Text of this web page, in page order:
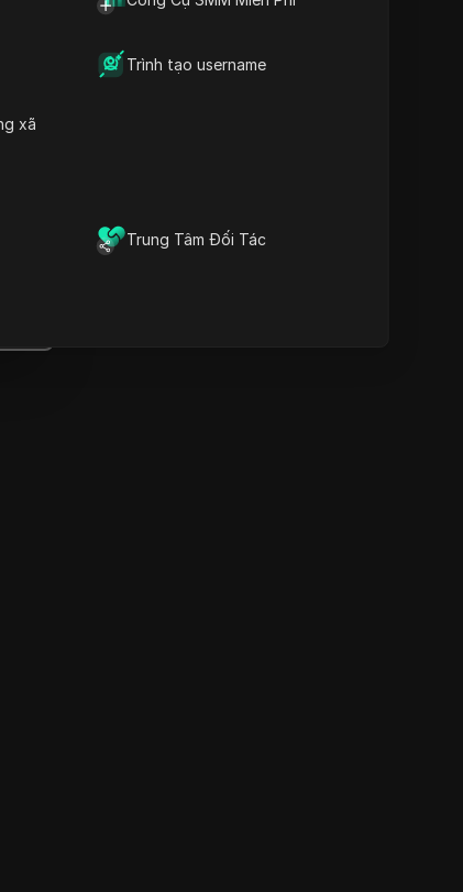
Trình tạo username
xã
Trung Tâm Đối Tác
Thông tin quan trọng
Từ khóa nội dung
Các câu hỏi và trả lời liên
gợi ý video
lý nhiều tài khoản một
an toàn và tránh bị cấm